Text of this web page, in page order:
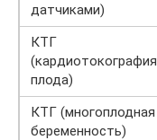
датчиками)
КТГ
(кардиотокография
плода)
КТГ (многоплодная
беременность)